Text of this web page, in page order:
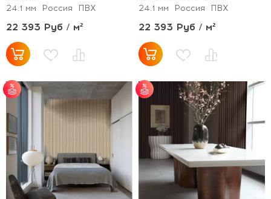
24.1 мм
Россия ПВХ
22 393 Руб / м²
24.1 мм
Россия ПВХ
22 393 Руб / м²
от 30 м² - скидка 5%;
от 100 м² - скидка
10%.
от 30 м² - скидка 5%;
от 50 м² - скидка 7%;
от 100 м² - скидка
10%.